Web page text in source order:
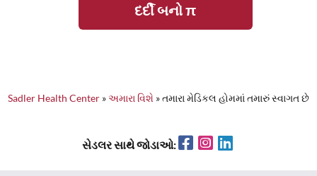
દર્દી બનો π
Sadler Health Center»અમારા વિશે »તમારા મેડિકલ હોમમાં તમારું સ્વાગત છે
સેડલર સાથે જોડાઓ: FacebookInstagram